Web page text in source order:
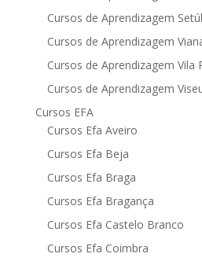
Cursos de Aprendizagem
Cursos de Aprendizagem
Cursos de Aprendizagem Vila
Cursos de Aprendizagem
Cursos EFA
Cursos Efa Aveiro
Cursos Efa Beja
Cursos Efa Braga
Cursos Efa Bragança
Cursos Efa Castelo Branco
Cursos Efa Coimbra